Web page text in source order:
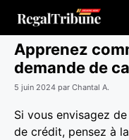
contenu
Apprenez
demande de
5 juin 2024 par Chantal A.
Si vous envisagez
de crédit, pensez à la